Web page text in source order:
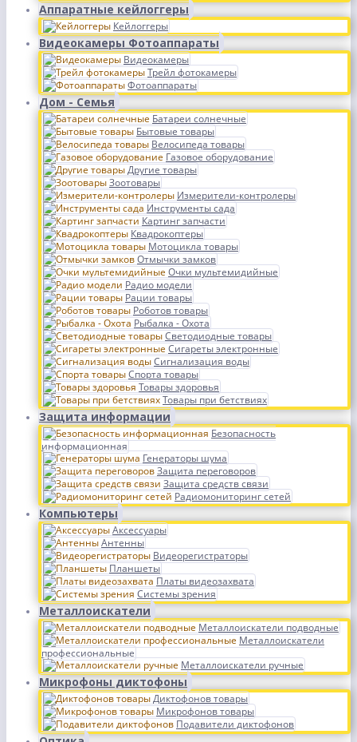
Аппаратные кейлоггеры
Кейлоггеры
Видеокамеры Фотоаппараты
Видеокамеры
Трейл фотокамеры
Фотоаппараты
Дом - Семья
Батареи солнечные
Бытовые товары
Велосипеда товары
Газовое оборудование
Другие товары
Зоотовары
Измерители-контролеры
Инструменты сада
Картинг запчасти
Квадрокоптеры
Мотоцикла товары
Отмычки замков
Очки мультемидийные
Радио модели
Рации товары
Роботов товары
Рыбалка - Охота
Светодиодные товары
Сигареты электронные
Сигнализация воды
Спорта товары
Товары здоровья
Товары при бетствиях
Защита информации
Безопасность
информационная
Генераторы шума
Защита переговоров
Защита средств связи
Радиомониторинг сетей
Компьютеры
Аксессуары
Антенны
Видеорегистраторы
Планшеты
Платы видеозахвата
Системы зрения
Металлоискатели
Металлоискатели подводные
Металлоискатели
профессиональные
Металлоискатели ручные
Микрофоны диктофоны
Диктофонов товары
Микрофонов товары
Подавители диктофонов